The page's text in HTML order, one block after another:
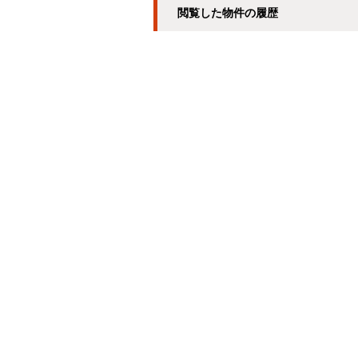
閲覧した物件の履歴